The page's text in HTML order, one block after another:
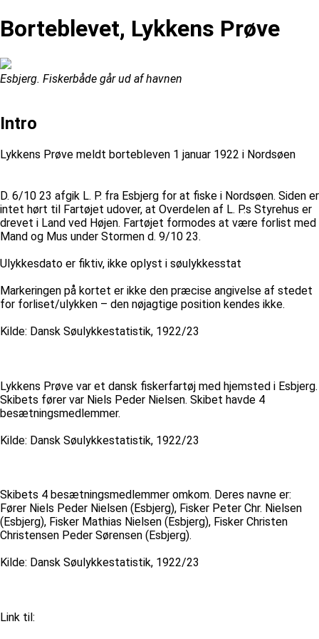
Borteblevet, Lykkens Prøve
Esbjerg. Fiskerbåde går ud af havnen
Intro
Lykkens Prøve meldt bortebleven 1 januar 1922 i Nordsøen
D. 6/10 23 afgik L. P. fra Esbjerg for at fiske i Nordsøen. Siden er
intet hørt til Fartøjet udover, at Overdelen af L. P.s Styrehus er
drevet i Land ved Højen. Fartøjet formodes at være forlist med
Mand og Mus under Stormen d. 9/10 23.
Ulykkesdato er fiktiv, ikke oplyst i søulykkesstat
Markeringen på kortet er ikke den præcise angivelse af stedet
for forliset/ulykken – den nøjagtige position kendes ikke.
Kilde: Dansk Søulykkestatistik, 1922/23
Lykkens Prøve var et dansk fiskerfartøj med hjemsted i Esbjerg.
Skibets fører var Niels Peder Nielsen. Skibet havde 4
besætningsmedlemmer.
Kilde: Dansk Søulykkestatistik, 1922/23
Skibets 4 besætningsmedlemmer omkom. Deres navne er:
Fører Niels Peder Nielsen (Esbjerg), Fisker Peter Chr. Nielsen
(Esbjerg), Fisker Mathias Nielsen (Esbjerg), Fisker Christen
Christensen Peder Sørensen (Esbjerg).
Kilde: Dansk Søulykkestatistik, 1922/23
Link til: